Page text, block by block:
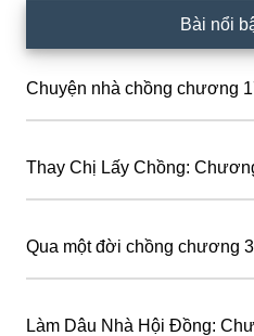
Sidebar
Bài nổi
Chuyện nhà chồng chương
Thay Chị Lấy Chồng:
Qua một đời chồng chương
Làm Dâu Nhà Hội Đồng: